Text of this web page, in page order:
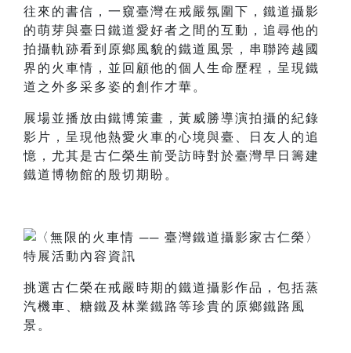
往來的書信，一窺臺灣在戒嚴氛圍下，鐵道攝影
的萌芽與臺日鐵道愛好者之間的互動，追尋他的
拍攝軌跡看到原鄉風貌的鐵道風景，串聯跨越國
界的火車情，並回顧他的個人生命歷程，呈現鐵
道之外多采多姿的創作才華。
展場並播放由鐵博策畫，黃威勝導演拍攝的紀錄
影片，呈現他熱愛火車的心境與臺、日友人的追
憶，尤其是古仁榮生前受訪時對於臺灣早日籌建
鐵道博物館的殷切期盼。
挑選古仁榮在戒嚴時期的鐵道攝影作品，包括蒸
汽機車、糖鐵及林業鐵路等珍貴的原鄉鐵路風
景。